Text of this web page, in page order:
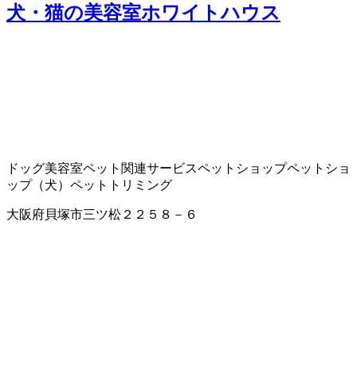
犬・猫の美容室ホワイトハウス
ドッグ美容室ペット関連サービスペットショップペットショ
ップ（犬） ペットトリミング
大阪府貝塚市三ツ松２２５８－６